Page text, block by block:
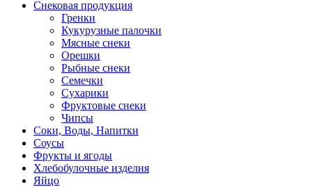
Снековая продукция
Гренки
Кукурузные палочки
Мясные снеки
Орешки
Рыбные снеки
Семечки
Сухарики
Фруктовые снеки
Чипсы
Соки, Воды, Напитки
Соусы
Фрукты и ягоды
Хлебобулочные изделия
Яйцо